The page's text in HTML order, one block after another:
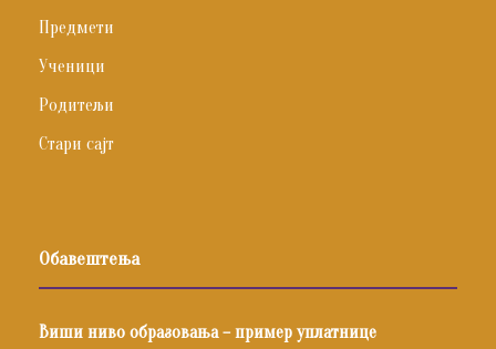
Предмети
Ученици
Родитељи
Стари сајт
Обавештења
Виши ниво образовања – пример уплатнице